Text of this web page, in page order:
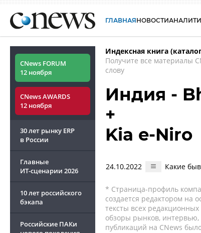
ГЛАВНАЯНОВОСТИ
CNews FORUM
12 ноября
CNews AWARDS
12 ноября
30 лет рынку ERP
в России
Главные
ИТ-сценарии 2026
10 лет российского
бэкапа
Российские ПАКи
Индексная книга
Получите все материалы
слову
Индия -
+
Kia e-Niro
24.10.2022 Какие
* Страница-профиль
создается редактором на
тексты всех редакционных
обзоры рынков, интервью,
публикаций на CNews